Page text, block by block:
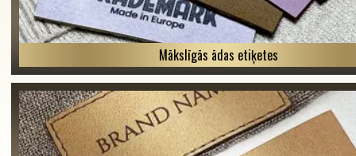
Mākslīgās ādas etiķetes